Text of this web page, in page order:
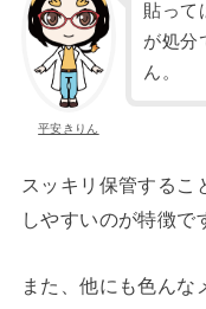
平安きりん
貼って
が処分
ん。
スッキリ保管するこ
しやすいのが特徴で
また、他にも色んな